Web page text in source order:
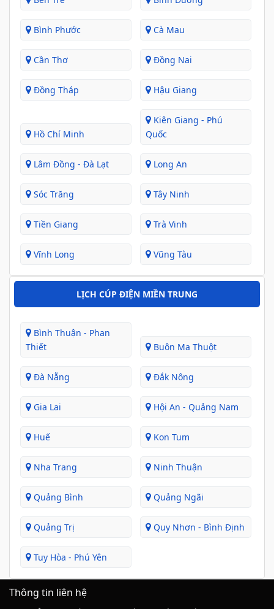
Bình Phước Cà Mau
Cần Thơ Đồng Nai
Đồng Tháp Hậu Giang
Hồ Chí Minh
Kiên Giang - Phú
Quốc
Lâm Đồng - Đà Lạt Long An
Sóc Trăng Tây Ninh
Tiền Giang Trà Vinh
Vĩnh Long Vũng Tàu
LỊCH CÚP ĐIỆN MIỀN TRUNG
Bình Thuận - Phan
Thiết
Buôn Ma Thuột
Đà Nẵng Đắk Nông
Gia Lai Hội An - Quảng Nam
Huế Kon Tum
Nha Trang Ninh Thuận
Quảng Bình Quảng Ngãi
Quảng Trị Quy Nhơn - Bình Định
Tuy Hòa - Phú Yên
Thông tin liên hệ